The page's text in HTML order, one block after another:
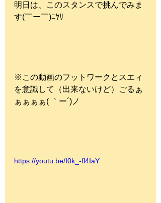
明日は、このスタンスで挑んでみま
す(￣ー￣)ﾆﾔﾘ
※この動画のフットワークとスエィ
を意識して（出来ないけど）ごるぁ
ぁぁぁぁ( ｀ー´)ノ
https://youtu.be/I0k_-fl4IaY